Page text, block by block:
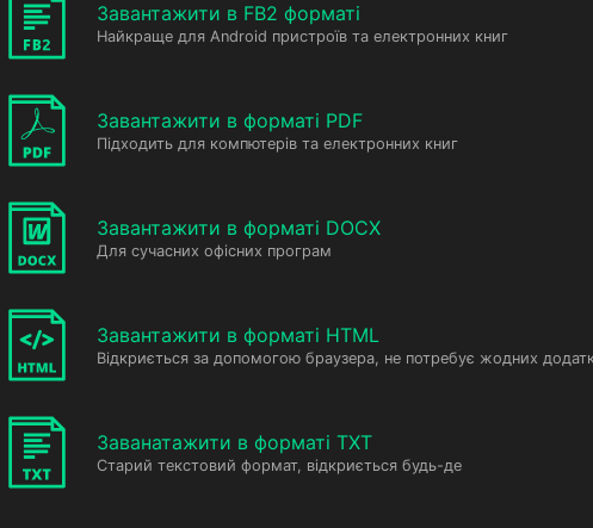
Завантажити в FB2 форматі
Найкраще для Android пристроїв та електронних книг
Завантажити в форматі PDF
Підходить для компютерів та електронних книг
Завантажити в форматі DOCX
Для сучасних офісних програм
Завантажити в форматі HTML
Відкриється за допомогою браузера, не потребує жодних
Заванатажити в форматі TXT
Старий текстовий формат, відкриється будь-де